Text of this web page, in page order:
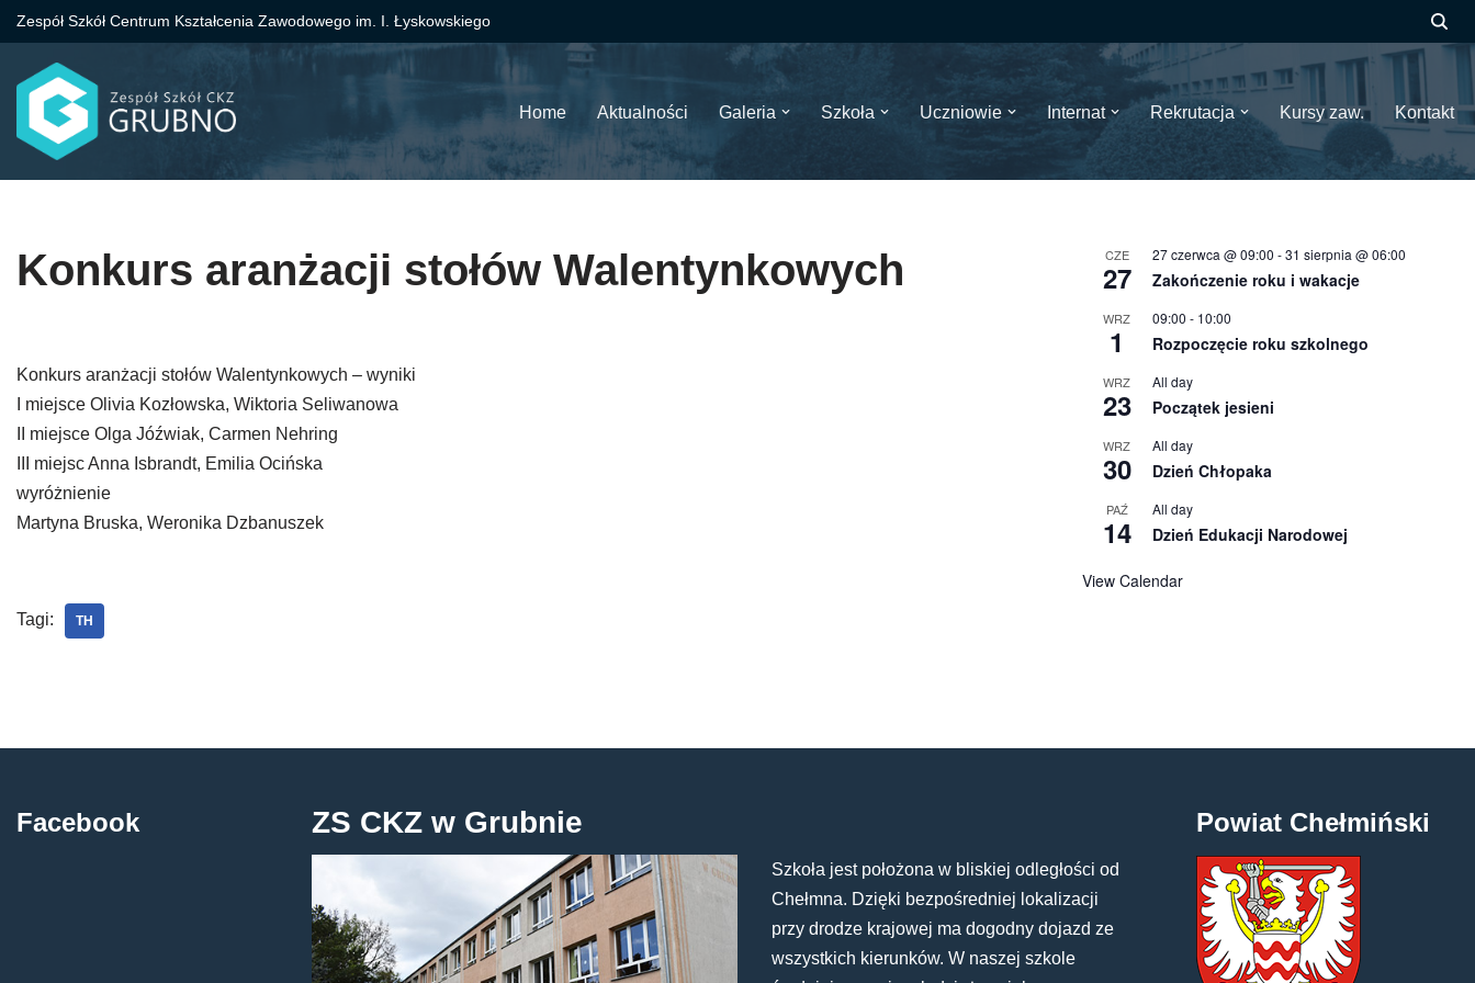
Przejdź
do
treści
Zespół Szkół Centrum Kształcenia Zawodowego im. I. Łyskowskiego
Home Aktualności Galeria Szkoła Uczniowie Internat Rekrutacja Kursy zaw. Kontakt
Konkurs aranżacji stołów Walentynkowych
Konkurs aranżacji stołów Walentynkowych – wyniki
I miejsce Olivia Kozłowska, Wiktoria Seliwanowa
II miejsce Olga Jóźwiak, Carmen Nehring
III miejsc Anna Isbrandt, Emilia Ocińska
wyróżnienie
Martyna Bruska, Weronika Dzbanuszek
Tagi: TH
CZE
27
27 czerwca @ 09:00 -31 sierpnia @ 06:00
Zakończenie roku i wakacje
WRZ
1
09:00 - 10:00
Rozpoczęcie roku szkolnego
WRZ
23
All day
Początek jesieni
WRZ
30
All day
Dzień Chłopaka
PAŹ
14
All day
Dzień Edukacji Narodowej
View Calendar
Facebook ZS CKZ w Grubnie
Szkoła jest położona w bliskiej odległości od
Chełmna. Dzięki bezpośredniej lokalizacji
przy drodze krajowej ma dogodny dojazd ze
wszystkich kierunków. W naszej szkole
Powiat Chełmiński